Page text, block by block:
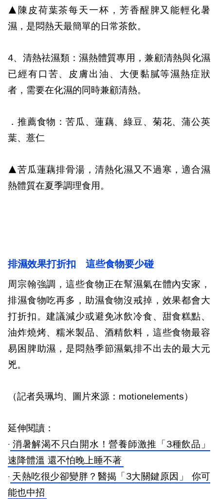
▲陳皮荷葉茶每天一杯，芳香醒脾又能輕化暑
濕，是悶熱天最簡單的日常茶飲。
4、清熱祛濕類：濕熱體質專用，兼顧清熱與化濕
已經有口苦、皮膚出油、大便黏膩等濕熱症狀
者，需要在化濕的同時兼顧清熱。
．推薦食物：苦瓜、蓮藕、綠豆、菊花、蒲公英
葉、薏仁
▲苦瓜蓮藕排骨湯，清熱化濕又不過寒，適合濕
熱體質在夏季調理食用。
排濕效果打折扣 這些食物要少碰
周宗翰強調，這些食物正在幫濕氣在體內安家，
排濕食物吃再多，助濕食物沒戒掉，效果都會大
打折扣。建議減少或避免冰飲冷食、甜食糕點、
油炸燒烤、糯米製品、酒精飲料，這些食物最容
易困脾助濕，是悶熱季節濕氣排不出去的最大元
兇。
（記者吳珮均、圖片來源：motionelements）
延伸閱讀：
· 消暑解渴不只白開水！營養師激推「3種飲品」
速降體溫 還不怕晚上睡不著
· 天熱吃很少卻變胖？醫揭「3大關鍵原因」 你可
能也中招